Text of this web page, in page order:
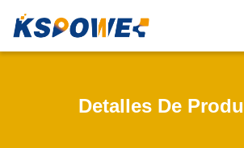
Detalles De